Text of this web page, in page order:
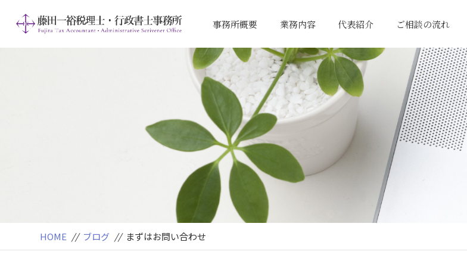
事務所概要
業務内容
代表紹介
ご相談の流れ
HOME // ブログ // まずはお問い合わせ